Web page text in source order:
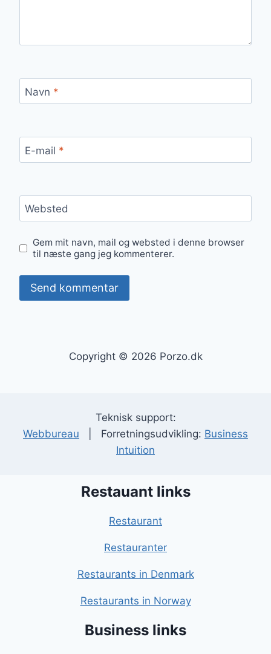
Navn *
E-mail *
Websted
Gem mit navn, mail og websted i denne browser
til næste gang jeg kommenterer.
Copyright © 2026 Porzo.dk
Teknisk support:
Webbureau | Forretningsudvikling: Business
Intuition
Restauant links
Restaurant
Restauranter
Restaurants in Denmark
Restaurants in Norway
Business links